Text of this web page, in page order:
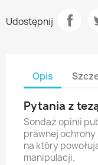
Udostępnij
Opis
Pytania z
Sondaż opinii
prawnej ochrony
na który
manipulacji.